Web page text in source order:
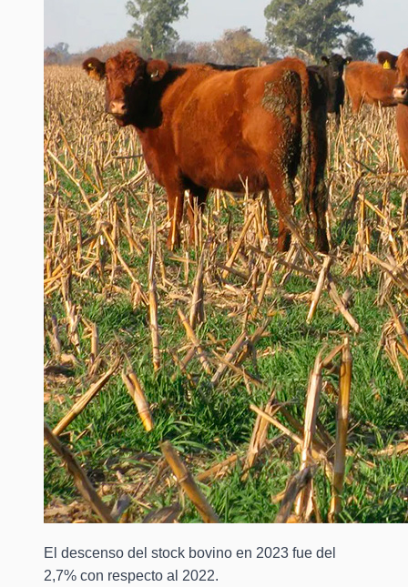
El descenso del stock bovino en 2023 fue del
2,7% con respecto al 2022.